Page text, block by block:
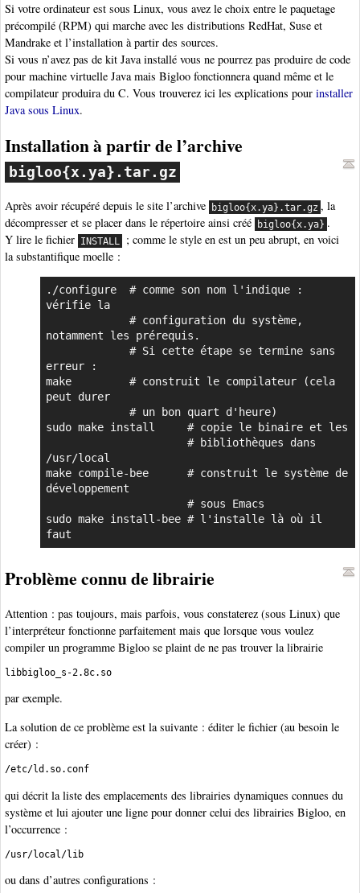
Si votre ordinateur est sous Linux, vous avez le choix entre le paquetage
précompilé (RPM) qui marche avec les distributions RedHat, Suse et
Mandrake et l’installation à partir des sources.
Si vous n’avez pas de kit Java installé vous ne pourrez pas produire de code
pour machine virtuelle Java mais Bigloo fonctionnera quand même et le
compilateur produira du C. Vous trouverez ici les explications pour installer
Java sous Linux.
Installation à partir de l’archive
bigloo{x.ya}.tar.gz
Après avoir récupéré depuis le site l’archive bigloo{x.ya}.tar.gz , la
décompresser et se placer dans le répertoire ainsi créé
bigloo{x.ya} .
Y lire le fichier INSTALL
; comme le style en est un peu abrupt, en voici
la substantifique moelle :
./configure  # comme son nom l'indique :
vérifie la
notamment les prérequis.
erreur :
make         # construit le compilateur (cela
peut durer
sudo make install     # copie le binaire et les
/usr/local
make compile-bee      # construit le système de
développement
sudo make install-bee # l'installe là où il
faut
Problème connu de librairie
Attention : pas toujours, mais parfois, vous constaterez (sous Linux) que
l’interpréteur fonctionne parfaitement mais que lorsque vous voulez
compiler un programme Bigloo se plaint de ne pas trouver la librairie
libbigloo_s-2.8c.so
par exemple.
La solution de ce problème est la suivante : éditer le fichier (au besoin le
créer) :
/etc/ld.so.conf
qui décrit la liste des emplacements des librairies dynamiques connues du
système et lui ajouter une ligne pour donner celui des librairies Bigloo, en
l’occurrence :
/usr/local/lib
ou dans d’autres configurations :